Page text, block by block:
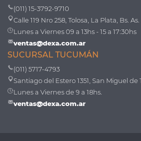
(011) 15-3792-9710
Calle 119 Nro 258, Tolosa, La Plata, Bs. As.
Lunes a Viernes 09 a 13hs - 15 a 17:30hs
ventas@dexa.com.ar
SUCURSAL TUCUMÁN
(011) 5717-4793
Santiago del Estero 1351, San Miguel
Lunes a Viernes de 9 a 18hs.
ventas@dexa.com.ar